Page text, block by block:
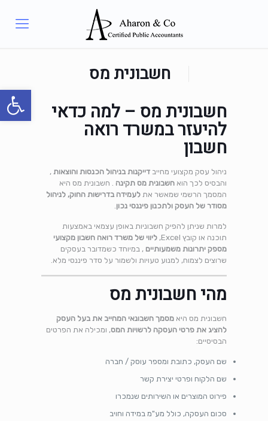
פתח
חשבונית מס
חשבונית מס – למה כדאי
להיעזר במשרד רואה
חשבון
ניהול עסק מקצועי מחייבדייקנות בניהול הכנסות והוצאות,
והבסיס לכך הואחשבונית מס תקינה . חשבונית מס היא
המסמך הרשמי שמאשר אתלעמידה בדרישות החוק, לניהול
מסודר של העסק ולתכנון פיננסי נכון.
למרות שניתן להפיק חשבוניות באופן עצמאי באמצעות
תוכנה או קובץ Excel,
ליווי של משרד רואה חשבון מקצועי
מספק יתרונות משמעותיים, במיוחד כשמדובר בעסקים
שרוצים לצמוח, למנוע טעויות ולשמור על סדר פיננסי מלא.
מהי חשבונית מס
חשבונית מס היאמסמך חשבונאי המחייב את בעל העסק
להציג את פרטי העסקה לרשויות המס, ומכילה את הפרטים
הבסיסיים:
שם העסק, כתובת ומספר עוסק / חברה
שם הלקוח ופרטי יצירת קשר
פירוט המוצרים או השירותים שנמכרו
סכום העסקה, כולל מע"מ במידה וחויב